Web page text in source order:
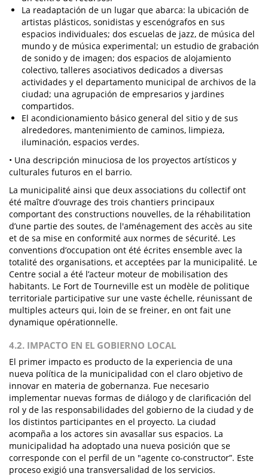
La readaptación de un lugar que abarca: la ubicación de
artistas plásticos, sonidistas y escenógrafos en sus
espacios individuales; dos escuelas de jazz, de música del
mundo y de música experimental; un estudio de grabación
de sonido y de imagen; dos espacios de alojamiento
colectivo, talleres asociativos dedicados a diversas
actividades y el departamento municipal de archivos de la
ciudad; una agrupación de empresarios y jardines
compartidos.
El acondicionamiento básico general del sitio y de sus
alrededores, mantenimiento de caminos, limpieza,
iluminación, espacios verdes.
• Una descripción minuciosa de los proyectos artísticos y
culturales futuros en el barrio.
La municipalité ainsi que deux associations du collectif ont
été maître d’ouvrage des trois chantiers principaux
comportant des constructions nouvelles, de la réhabilitation
d’une partie des soutes, de l'aménagement des accès au site
et de sa mise en conformité aux normes de sécurité. Les
conventions d’occupation ont été écrites ensemble avec la
totalité des organisations, et acceptées par la municipalité. Le
Centre social a été l’acteur moteur de mobilisation des
habitants. Le Fort de Tourneville est un modèle de politique
territoriale participative sur une vaste échelle, réunissant de
multiples acteurs qui, loin de se freiner, en ont fait une
dynamique opérationnelle.
4.2. IMPACTO EN EL GOBIERNO LOCAL
El primer impacto es producto de la experiencia de una
nueva política de la municipalidad con el claro objetivo de
innovar en materia de gobernanza. Fue necesario
implementar nuevas formas de diálogo y de clarificación del
rol y de las responsabilidades del gobierno de la ciudad y de
los distintos participantes en el proyecto. La ciudad
acompaña a los actores sin avasallar sus espacios. La
municipalidad ha adoptado una nueva posición que se
corresponde con el perfil de un "agente co-constructor”. Este
proceso exigió una transversalidad de los servicios.